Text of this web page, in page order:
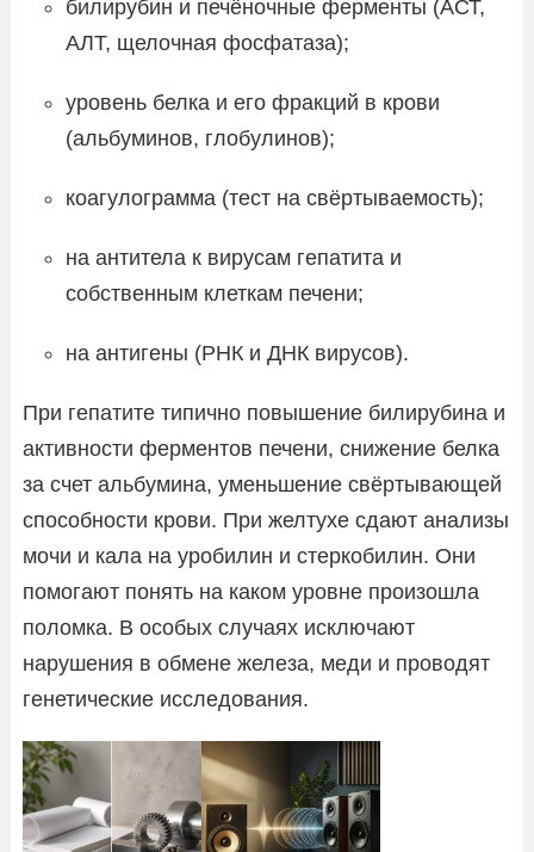
билирубин и печёночные ферменты (АСТ,
АЛТ, щелочная фосфатаза);
уровень белка и его фракций в крови
(альбуминов, глобулинов);
коагулограмма (тест на свёртываемость);
на антитела к вирусам гепатита и
собственным клеткам печени;
на антигены (РНК и ДНК вирусов).
При гепатите типично повышение билирубина и
активности ферментов печени, снижение белка
за счет альбумина, уменьшение свёртывающей
способности крови. При желтухе сдают анализы
мочи и кала на уробилин и стеркобилин. Они
помогают понять на каком уровне произошла
поломка. В особых случаях исключают
нарушения в обмене железа, меди и проводят
генетические исследования.